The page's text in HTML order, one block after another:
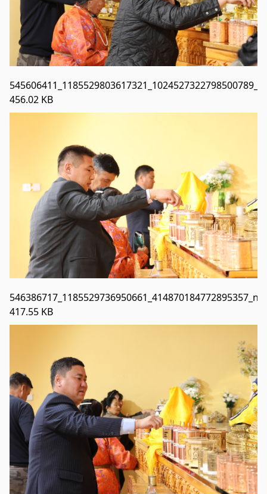
456.02 KB
417.55 KB